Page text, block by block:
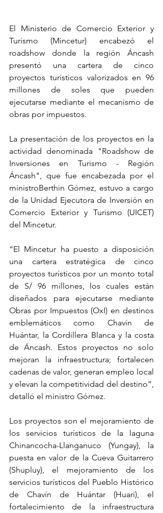
El Ministerio de Comercio Exterior y
Turismo (Mincetur) encabezó el
roadshow donde la región Áncash
presentó una cartera de cinco
proyectos turísticos valorizados en 96
millones de soles que pueden
ejecutarse mediante el mecanismo de
obras por impuestos.
La presentación de los proyectos en la
actividad denominada "Roadshow de
Inversiones en Turismo - Región
Áncash", que fue encabezada por el
ministroBerthin Gómez, estuvo a cargo
de la Unidad Ejecutora de Inversión en
Comercio Exterior y Turismo (UICET)
del Mincetur.
“El Mincetur ha puesto a disposición
una cartera estratégica de cinco
proyectos turísticos por un monto total
de S/ 96 millones, los cuales están
diseñados para ejecutarse mediante
Obras por Impuestos (OxI) en destinos
emblemáticos como Chavín de
Huántar, la Cordillera Blanca y la costa
de Áncash. Estos proyectos no solo
mejoran la infraestructura; fortalecen
cadenas de valor, generan empleo local
y elevan la competitividad del destino”,
detalló el ministro Gómez.
Los proyectos son el mejoramiento de
los servicios turísticos de la laguna
Chinancocha-Llanganuco (Yungay), la
puesta en valor de la Cueva Guitarrero
(Shupluy), el mejoramiento de los
servicios turísticos del Pueblo Histórico
de Chavín de Huántar (Huari), el
fortalecimiento de la infraestructura